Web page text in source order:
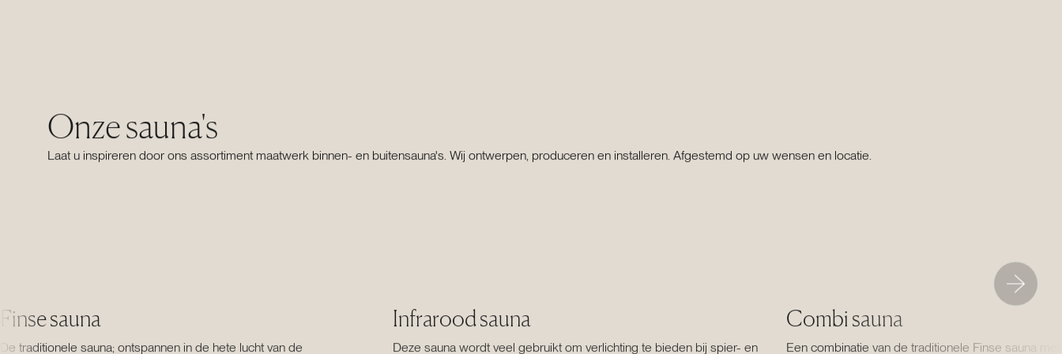
Onze sauna's
Laat u inspireren door ons assortiment maatwerk binnen- en buitensauna's. Wij ontwerpen, produceren en installeren. Afgestemd op uw wensen en locatie.
Finse sauna Infrarood sauna Combi sauna